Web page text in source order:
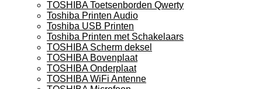
TOSHIBA Toetsenborden Qwerty
Toshiba Printen Audio
Toshiba USB Printen
Toshiba Printen met Schakelaars
TOSHIBA Scherm deksel
TOSHIBA Bovenplaat
TOSHIBA Onderplaat
TOSHIBA WiFi Antenne